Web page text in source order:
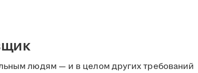
людям — и в целом других требований